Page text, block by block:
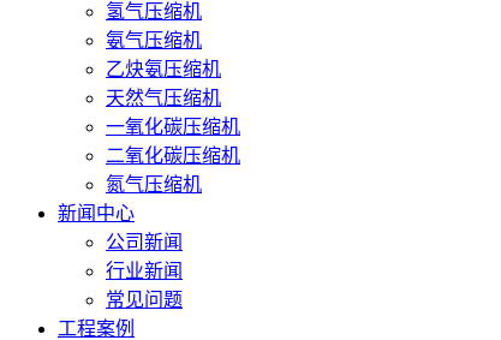
氢气压缩机
氨气压缩机
乙炔氨压缩机
天然气压缩机
一氧化碳压缩机
二氧化碳压缩机
氮气压缩机
新闻中心
公司新闻
行业新闻
常见问题
工程案例